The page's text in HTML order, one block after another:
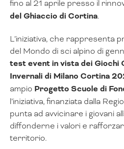
fino al 21 aprile presso il
del Ghiaccio di Cortina.
L’iniziativa, che rappresenta
del Mondo di sci alpino di
test event in vista dei Giochi
Invernali di Milano Cortina
ampio Progetto Scuole di
l’iniziativa, finanziata dalla
punta ad avvicinare i giovani
diffonderne i valori e
territorio.